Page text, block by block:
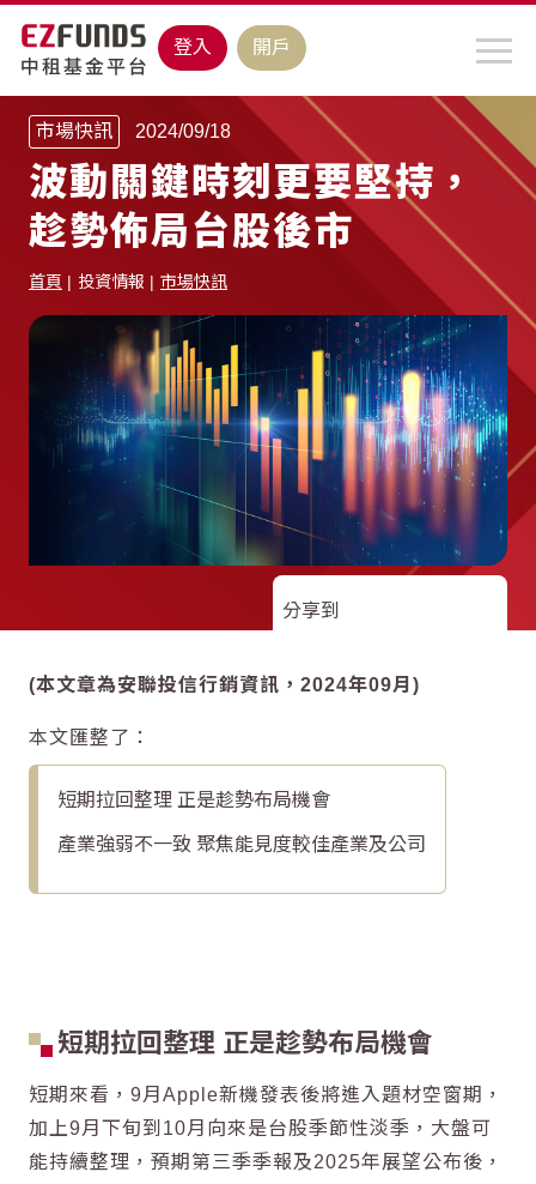
登入 開戶
市場快訊 2024/09/18
波動關鍵時刻更要堅持，
趁勢佈局台股後市
首頁 投資情報 市場快訊
分享到
(本文章為安聯投信行銷資訊，2024年09月)
本文匯整了：
短期拉回整理 正是趁勢布局機會
產業強弱不一致 聚焦能見度較佳產業及公司
短期拉回整理 正是趁勢布局機會
短期來看，9月Apple新機發表後將進入題材空窗期，
加上9月下旬到10月向來是台股季節性淡季，大盤可
能持續整理，預期第三季季報及2025年展望公布後，